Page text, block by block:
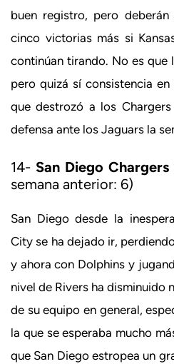
buen registro, pero
cinco victorias más si
continúan tirando. No es que
pero quizá sí consistencia
que destrozó a los
defensa ante los Jaguars la
14- San Diego Chargers
semana anterior: 6)
San Diego desde la
City se ha dejado ir,
y ahora con Dolphins y
nivel de Rivers ha disminuido
de su equipo en general,
la que se esperaba mucho
que San Diego estropea un